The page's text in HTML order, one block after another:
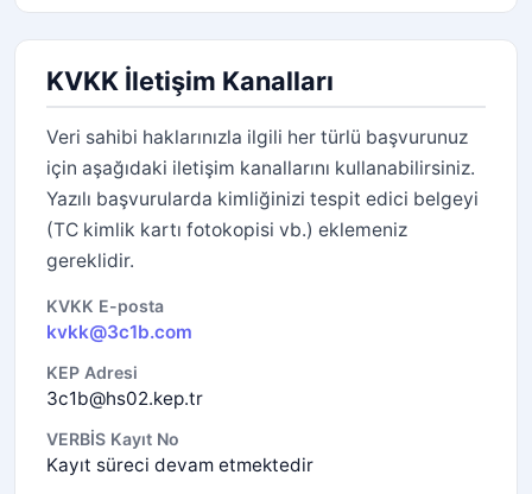
KVKK İletişim Kanalları
Veri sahibi haklarınızla ilgili her türlü başvurunuz
için aşağıdaki iletişim kanallarını kullanabilirsiniz.
Yazılı başvurularda kimliğinizi tespit edici belgeyi
(TC kimlik kartı fotokopisi vb.) eklemeniz
gereklidir.
KVKK E-posta
kvkk@3c1b.com
KEP Adresi
3c1b@hs02.kep.tr
VERBİS Kayıt No
Kayıt süreci devam etmektedir